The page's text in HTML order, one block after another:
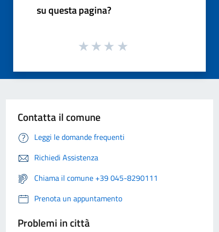
su questa pagina?
Contatta il comune
Leggi le domande frequenti
Richiedi Assistenza
Chiama il comune +39 045-8290111
Prenota un appuntamento
Problemi in città